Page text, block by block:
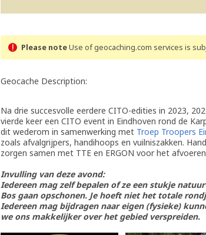
Please noteUse of geocaching.com services is
Geocache Description:
Na drie succesvolle eerdere CITO-edities in 2023,
vierde keer een CITO event in Eindhoven rond de
dit wederom in samenwerking met Troep Troopers
zoals afvalgrijpers, handihoops en vuilniszakken.
zorgen samen met TTE en ERGON voor het
Invulling van deze avond:
Iedereen mag zelf bepalen of ze een stukje
Bos gaan opschonen. Je hoeft niet het totale
Iedereen mag bijdragen naar eigen (fysieke)
we ons makkelijker over het gebied verspreiden.